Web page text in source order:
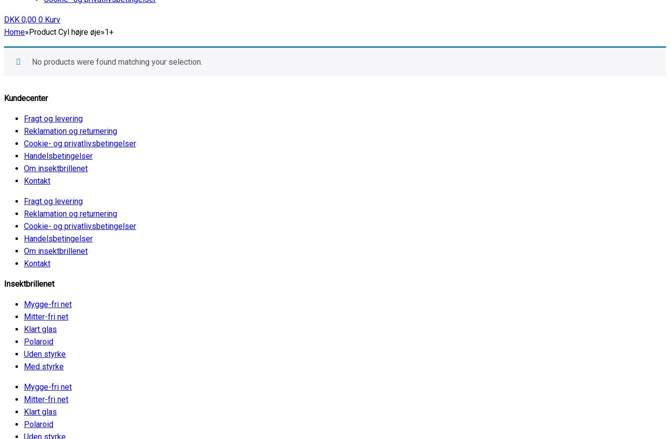
DKK 0,00 0 Kurv
Home»Product Cyl højre øje»1+
No products were found matching your selection.
Kundecenter
Fragt og levering
Reklamation og returnering
Cookie- og privatlivsbetingelser
Handelsbetingelser
Om insektbrillenet
Kontakt
Fragt og levering
Reklamation og returnering
Cookie- og privatlivsbetingelser
Handelsbetingelser
Om insektbrillenet
Kontakt
Insektbrillenet
Mygge-fri net
Mitter-fri net
Klart glas
Polaroid
Uden styrke
Med styrke
Mygge-fri net
Mitter-fri net
Klart glas
Polaroid
Uden styrke